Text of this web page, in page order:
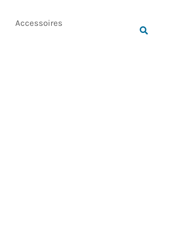
Accessoires
Rechercher